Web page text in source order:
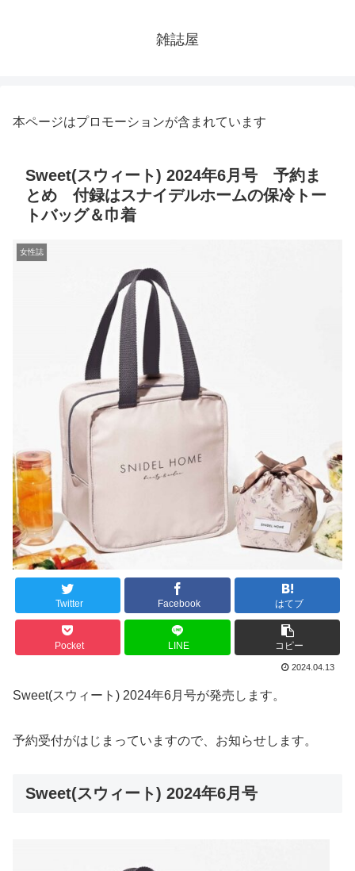
雑誌屋
本ページはプロモーションが含まれています
Sweet(スウィート) 2024年6月号 予約ま
とめ 付録はスナイデルホームの保冷トー
トバッグ＆巾着
女性誌
Twitter Facebook はてブ
Pocket LINE コピー
2024.04.13
Sweet(スウィート) 2024年6月号が発売します。
予約受付がはじまっていますので、お知らせします。
Sweet(スウィート) 2024年6月号